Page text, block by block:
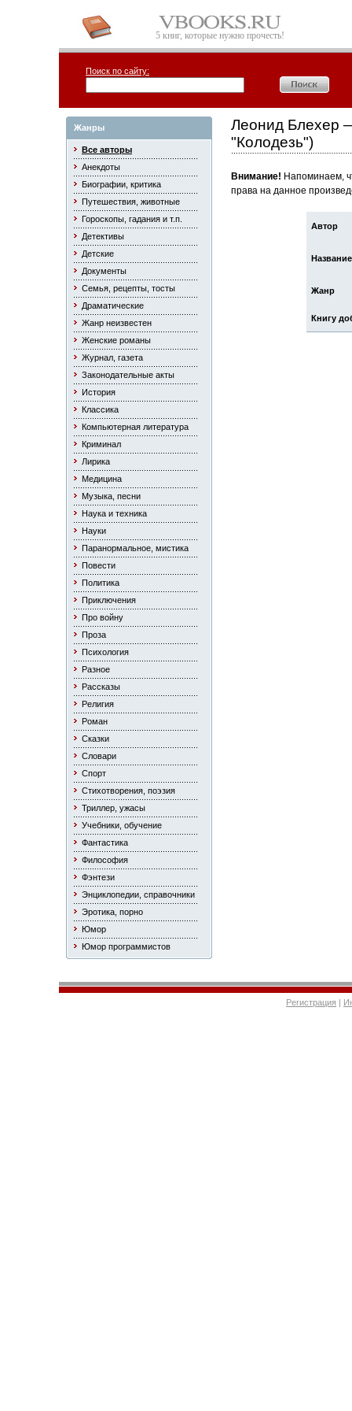
5 книг, которые нужно прочесть!
Поиск по сайту:
Жанры
Все авторы
Анекдоты
Биографии, критика
Путешествия, животные
Гороскопы, гадания и т.п.
Детективы
Детские
Документы
Семья, рецепты, тосты
Драматические
Жанр неизвестен
Женские романы
Журнал, газета
Законодательные акты
История
Классика
Компьютерная литература
Криминал
Лирика
Медицина
Музыка, песни
Наука и техника
Науки
Паранормальное, мистика
Повести
Политика
Приключения
Про войну
Проза
Психология
Разное
Рассказы
Религия
Роман
Сказки
Словари
Спорт
Стихотворения, поэзия
Триллер, ужасы
Учебники, обучение
Фантастика
Философия
Фэнтези
Энциклопедии, справочники
Эротика, порно
Юмор
Юмор программистов
Леонид Блехер
"Колодезь")
Внимание! Напоминаем,
права на данное
Автор
Название
Жанр
Книгу
Регистрация |